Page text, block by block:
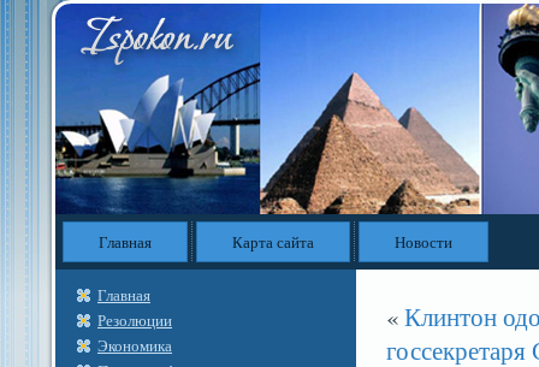
Главная Карта сайта Новости
Главная
Резолюции
Экономика
«Клинтон